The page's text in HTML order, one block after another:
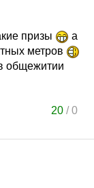
призы
а
метров
общежитии
20 /0